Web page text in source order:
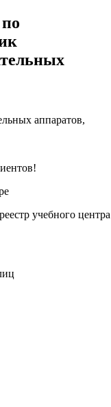
аппаратов,
учебного центра